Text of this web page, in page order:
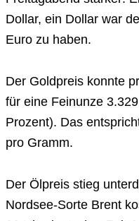
Dollar, ein Dollar war
Euro zu haben.
Der Goldpreis konnte
für eine Feinunze
Prozent). Das
pro Gramm.
Der Ölpreis stieg
Nordsee-Sorte Brent